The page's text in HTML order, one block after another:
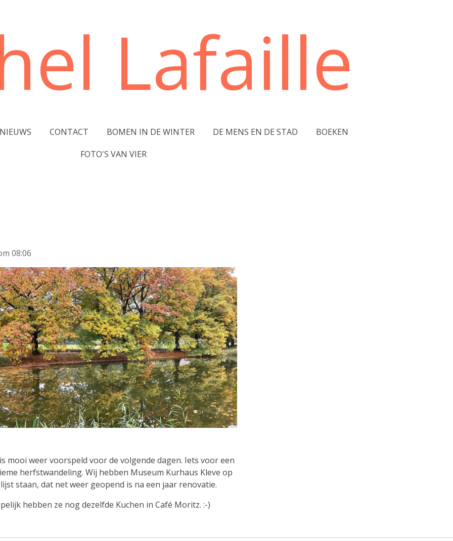
Lafaille
NIEUWS CONTACT BOMEN IN DE WINTER DE MENS EN DE STAD
BOEKEN
FOTO'S VAN VIER
08:06
mooi weer voorspeld voor de volgende dagen. Iets voor een
herfstwandeling. Wij hebben Museum Kurhaus Kleve op
staan, dat net weer geopend is na een jaar renovatie.
hebben ze nog dezelfde Kuchen in Café Moritz. :-)